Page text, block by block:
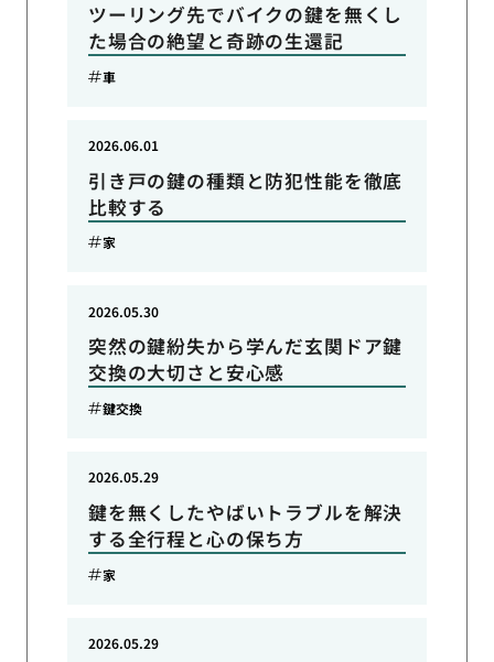
ツーリング先でバイクの鍵を無くし
た場合の絶望と奇跡の生還記
車
引き戸の鍵の種類と防犯性能を徹底
比較する
2026.06.01
家
突然の鍵紛失から学んだ玄関ドア鍵
交換の大切さと安心感
2026.05.30
鍵交換
鍵を無くしたやばいトラブルを解決
する全行程と心の保ち方
2026.05.29
家
2026.05.29